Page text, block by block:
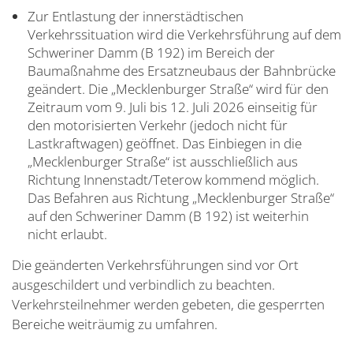
Zur Entlastung der innerstädtischen
Verkehrssituation wird die Verkehrsführung auf dem
Schweriner Damm (B 192) im Bereich der
Baumaßnahme des Ersatzneubaus der Bahnbrücke
geändert. Die „Mecklenburger Straße“ wird für den
Zeitraum vom 9. Juli bis 12. Juli 2026 einseitig für
den motorisierten Verkehr (jedoch nicht für
Lastkraftwagen) geöffnet. Das Einbiegen in die
„Mecklenburger Straße“ ist ausschließlich aus
Richtung Innenstadt/Teterow kommend möglich.
Das Befahren aus Richtung „Mecklenburger Straße“
auf den Schweriner Damm (B 192) ist weiterhin
nicht erlaubt.
Die geänderten Verkehrsführungen sind vor Ort
ausgeschildert und verbindlich zu beachten.
Verkehrsteilnehmer werden gebeten, die gesperrten
Bereiche weiträumig zu umfahren.